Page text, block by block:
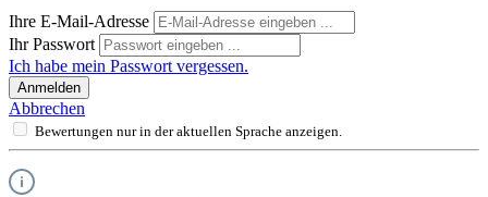
Ihre E-Mail-Adresse
Ihr Passwort
Ich habe mein Passwort vergessen.
Anmelden
Abbrechen
Bewertungen nur in der aktuellen Sprache anzeigen.